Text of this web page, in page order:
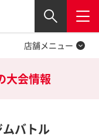
閉じる
店舗メニュー
大会情報
ムバトル